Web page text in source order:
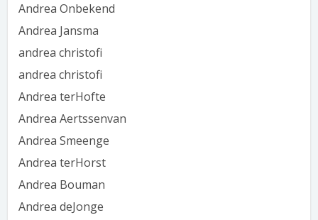
Andrea Onbekend
Andrea Jansma
andrea christofi
andrea christofi
Andrea terHofte
Andrea Aertssenvan
Andrea Smeenge
Andrea terHorst
Andrea Bouman
Andrea deJonge